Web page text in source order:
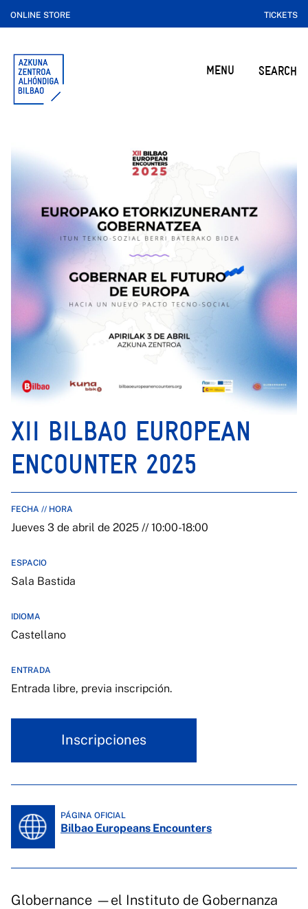
ONLINE STORE TICKETS
MENU SEARCH
XII BILBAO EUROPEAN
ENCOUNTER 2025
FECHA // HORA
Jueves 3 de abril de 2025 // 10:00-18:00
ESPACIO
Sala Bastida
IDIOMA
Castellano
ENTRADA
Entrada libre, previa inscripción.
Inscripciones
PÁGINA OFICIAL
Bilbao Europeans Encounters
Globernance —el Instituto de Gobernanza